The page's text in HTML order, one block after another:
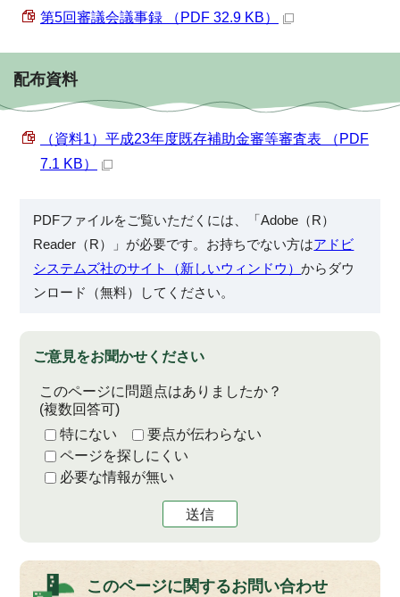
第5回審議会議事録 （PDF 32.9 KB）
配布資料
（資料1）平成23年度既存補助金審等審査表 （PDF
7.1 KB）
PDFファイルをご覧いただくには、「Adobe（R）
Reader（R）」が必要です。お持ちでない方はアドビ
システムズ社のサイト（新しいウィンドウ）からダウ
ンロード（無料）してください。
ご意見をお聞かせください
このページに問題点はありましたか？
(複数回答可)
特にない
要点が伝わらない
ページを探しにくい
必要な情報が無い
送信
このページに関するお問い合わせ